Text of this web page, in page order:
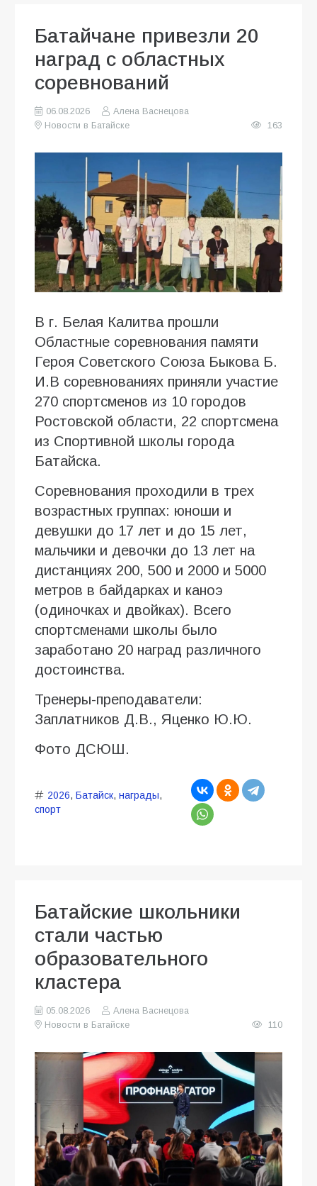
Батайчане привезли 20
наград с областных
соревнований
06.08.2026
Алена Васнецова
Новости в Батайске
163
В г. Белая Калитва прошли
Областные соревнования памяти
Героя Советского Союза Быкова Б.
И.В соревнованиях приняли участие
270 спортсменов из 10 городов
Ростовской области, 22 спортсмена
из Спортивной школы города
Батайска.
Соревнования проходили в трех
возрастных группах: юноши и
девушки до 17 лет и до 15 лет,
мальчики и девочки до 13 лет на
дистанциях 200, 500 и 2000 и 5000
метров в байдарках и каноэ
(одиночках и двойках). Всего
спортсменами школы было
заработано 20 наград различного
достоинства.
Тренеры-преподаватели:
Заплатников Д.В., Яценко Ю.Ю.
Фото ДСЮШ.
2026, Батайск, награды,
спорт
Батайские школьники
стали частью
образовательного
кластера
05.08.2026
Алена Васнецова
Новости в Батайске
110